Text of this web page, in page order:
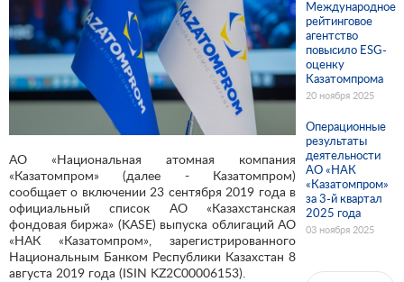
АО «Национальная атомная компания
«Казатомпром» (далее - Казатомпром)
сообщает о включении 23 сентября 2019 года в
официальный список АО «Казахстанская
фондовая биржа» (KASE) выпуска облигаций АО
«НАК «Казатомпром», зарегистрированного
Национальным Банком Республики Казахстан 8
августа 2019 года (ISIN KZ2C00006153).
Международное
рейтинговое
агентство
повысило ESG-
оценку
Казатомпрома
20 ноября 2025
Операционные
результаты
деятельности
АО «НАК
«Казатомпром»
за 3-й квартал
2025 года
03 ноября 2025